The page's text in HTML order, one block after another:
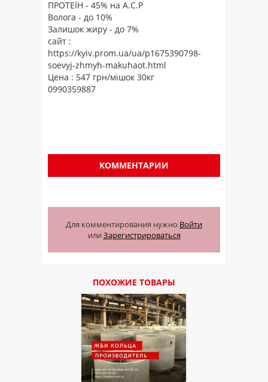
ПРОТЕЇН - 45% на А.С.Р
Волога - до 10%
Залишок жиру - до 7%
сайт :
https://kyiv.prom.ua/ua/p1675390798-
soevyj-zhmyh-makuhaot.html
Цена : 547 грн/мішок 30кг
0990359887
КОММЕНТАРИИ
Для комментирования нужно Войти
или Зарегистрироваться
ПОХОЖИЕ ТОВАРЫ